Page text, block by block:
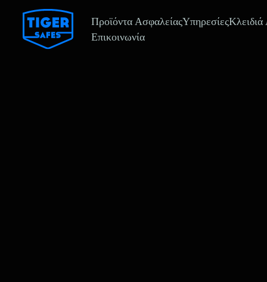
Προϊόντα ΑσφαλείαςΥπηρεσίεςΚλειδιά
Επικοινωνία